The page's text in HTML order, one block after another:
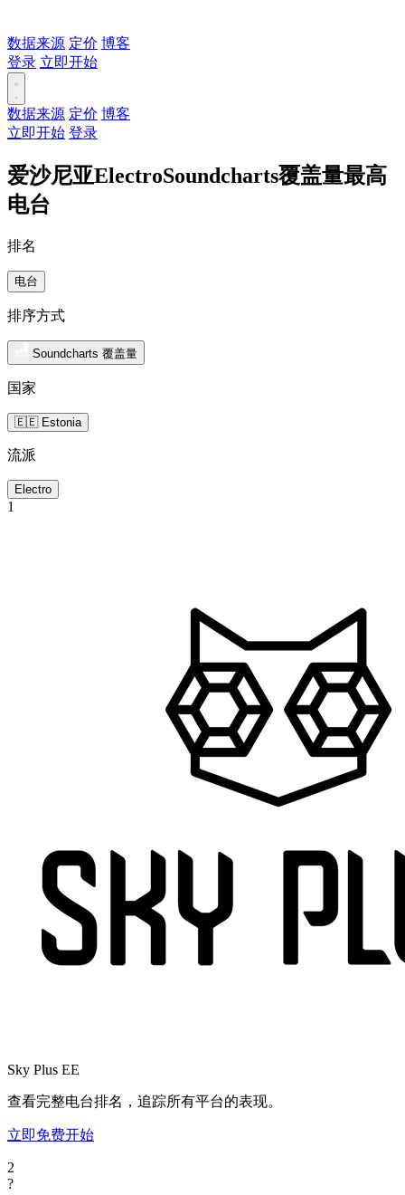
数据来源 定价 博客
登录 立即开始
数据来源 定价 博客
立即开始 登录
爱沙尼亚ElectroSoundcharts覆盖量最高
电台
排名
电台
排序方式
Soundcharts 覆盖量
国家
🇪🇪 Estonia
流派
Electro
1
Sky Plus EE
查看完整电台排名，追踪所有平台的表现。
立即免费开始
2
?